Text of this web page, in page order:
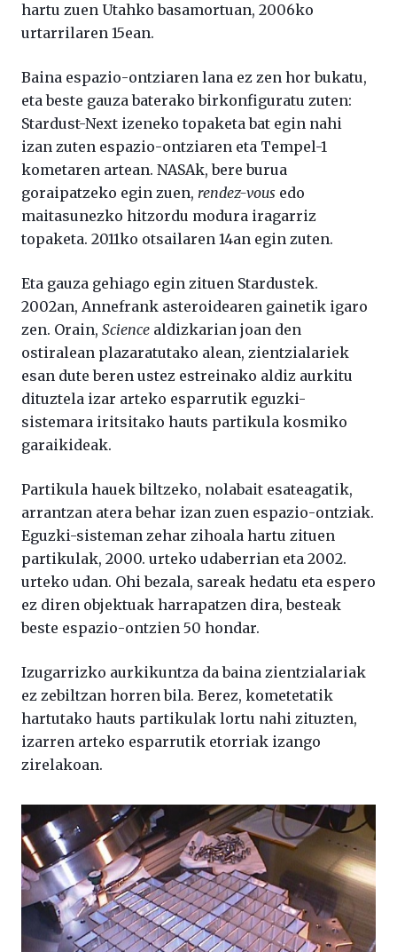
hartu zuen Utahko basamortuan, 2006ko
urtarrilaren 15ean.
Baina espazio-ontziaren lana ez zen hor bukatu,
eta beste gauza baterako birkonfiguratu zuten:
Stardust-Next izeneko topaketa bat egin nahi
izan zuten espazio-ontziaren eta Tempel-1
kometaren artean. NASAk, bere burua
goraipatzeko egin zuen, rendez-vous edo
maitasunezko hitzordu modura iragarriz
topaketa. 2011ko otsailaren 14an egin zuten.
Eta gauza gehiago egin zituen Stardustek.
2002an, Annefrank asteroidearen gainetik igaro
zen. Orain, Science aldizkarian joan den
ostiralean plazaratutako alean, zientzialariek
esan dute beren ustez estreinako aldiz aurkitu
dituztela izar arteko esparrutik eguzki-
sistemara iritsitako hauts partikula kosmiko
garaikideak.
Partikula hauek biltzeko, nolabait esateagatik,
arrantzan atera behar izan zuen espazio-ontziak.
Eguzki-sisteman zehar zihoala hartu zituen
partikulak, 2000. urteko udaberrian eta 2002.
urteko udan. Ohi bezala, sareak hedatu eta espero
ez diren objektuak harrapatzen dira, besteak
beste espazio-ontzien 50 hondar.
Izugarrizko aurkikuntza da baina zientzialariak
ez zebiltzan horren bila. Berez, kometetatik
hartutako hauts partikulak lortu nahi zituzten,
izarren arteko esparrutik etorriak izango
zirelakoan.